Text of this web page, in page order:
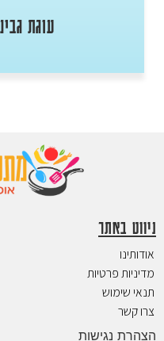
עוגת
ניווט באתר
אודותינו
מדיניות פרטיות
תנאי שימוש
צרו קשר
הצהרת נגישות